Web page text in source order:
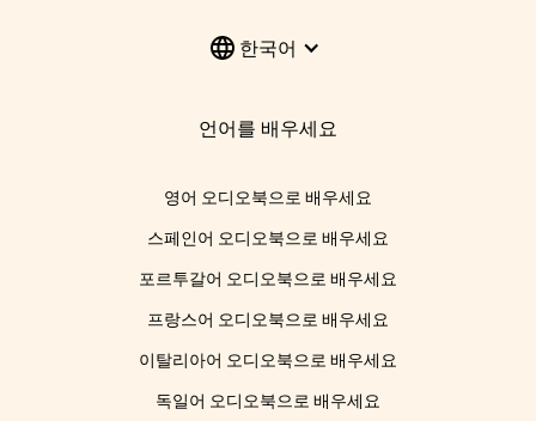
한국어
언어를 배우세요
영어 오디오북으로 배우세요
스페인어 오디오북으로 배우세요
포르투갈어 오디오북으로 배우세요
프랑스어 오디오북으로 배우세요
이탈리아어 오디오북으로 배우세요
독일어 오디오북으로 배우세요